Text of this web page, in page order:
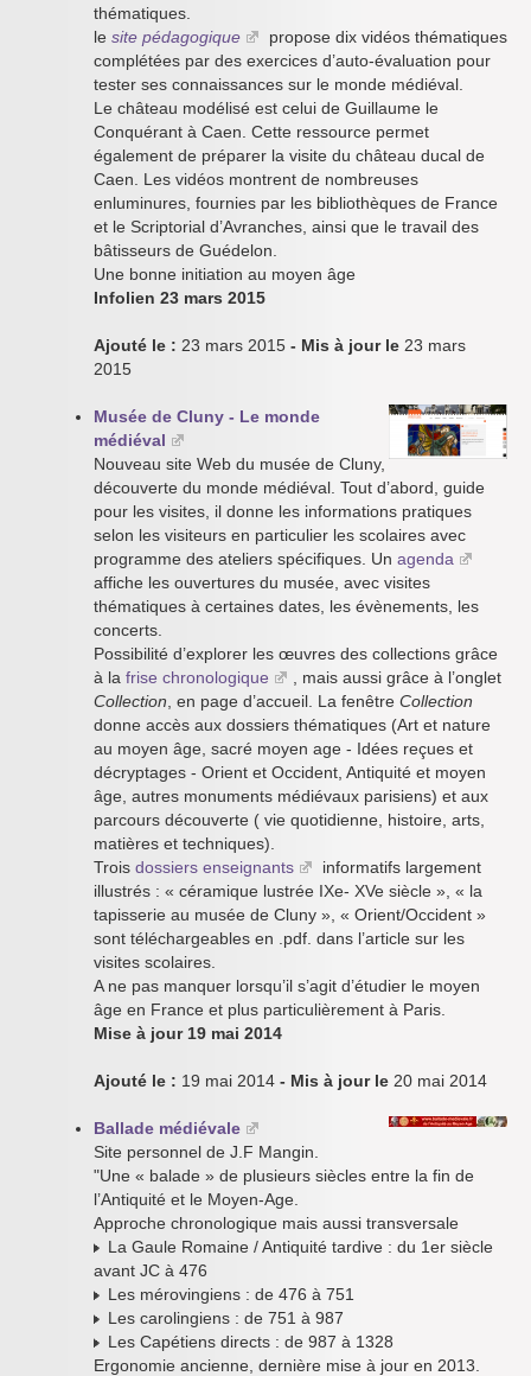
thématiques.
le site pédagogique
propose dix vidéos thématiques
complétées par des exercices d’auto-évaluation pour
tester ses connaissances sur le monde médiéval.
Le château modélisé est celui de Guillaume le
Conquérant à Caen. Cette ressource permet
également de préparer la visite du château ducal de
Caen. Les vidéos montrent de nombreuses
enluminures, fournies par les bibliothèques de France
et le Scriptorial d’Avranches, ainsi que le travail des
bâtisseurs de Guédelon.
Une bonne initiation au moyen âge
Infolien 23 mars 2015
Ajouté le : 23 mars 2015 - Mis à jour le 23 mars
2015
Musée de Cluny - Le monde
médiéval
Nouveau site Web du musée de Cluny,
découverte du monde médiéval. Tout d’abord, guide
pour les visites, il donne les informations pratiques
selon les visiteurs en particulier les scolaires avec
programme des ateliers spécifiques. Un agenda
affiche les ouvertures du musée, avec visites
thématiques à certaines dates, les évènements, les
concerts.
Possibilité d’explorer les œuvres des collections grâce
à la frise chronologique
, mais aussi grâce à l’onglet
Collection , en page d’accueil. La fenêtre Collection
donne accès aux dossiers thématiques (Art et nature
au moyen âge, sacré moyen age - Idées reçues et
décryptages - Orient et Occident, Antiquité et moyen
âge, autres monuments médiévaux parisiens) et aux
parcours découverte ( vie quotidienne, histoire, arts,
matières et techniques).
Trois dossiers enseignants
informatifs largement
illustrés : « céramique lustrée IXe- XVe siècle », « la
tapisserie au musée de Cluny », « Orient/Occident »
sont téléchargeables en .pdf. dans l’article sur les
visites scolaires.
A ne pas manquer lorsqu’il s’agit d’étudier le moyen
âge en France et plus particulièrement à Paris.
Mise à jour 19 mai 2014
Ajouté le : 19 mai 2014 - Mis à jour le 20 mai 2014
Ballade médiévale
Site personnel de J.F Mangin.
"Une « balade » de plusieurs siècles entre la fin de
l’Antiquité et le Moyen-Age.
Approche chronologique mais aussi transversale
La Gaule Romaine / Antiquité tardive : du 1er siècle
avant JC à 476
Les mérovingiens : de 476 à 751
Les carolingiens : de 751 à 987
Les Capétiens directs : de 987 à 1328
Ergonomie ancienne, dernière mise à jour en 2013.